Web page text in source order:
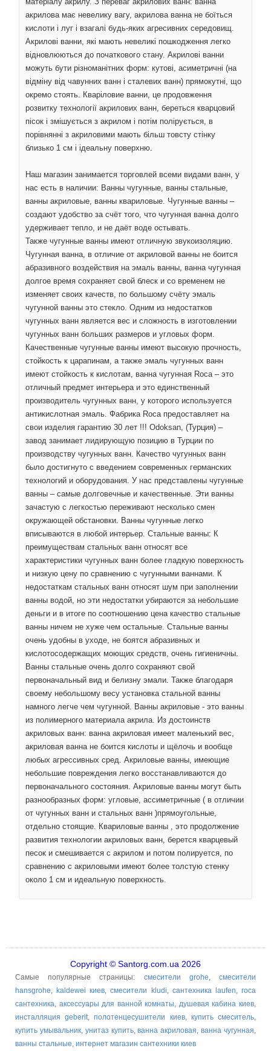
акрилова має невелику вагу, акрилова ванна не боїться
кислоти і луг і взагалі будь-яких агресивних середовищ.
Акрилові ванни, які мають невеликі пошкодження легко
відновлюються до початкового стану. Акрилові ванни
можуть бути різноманітних форм: кутові, асиметричні (на
відміну від чавунних ванн і сталевих ванн) прямокутні, що
окремо стоять. Кваріловие ванни, це продовження
розвитку технології акрилових ванн, береться кварцовий
пісок і змішується з акрилом і потім полірується, в
порівнянні з акриловими мають більш товсту стінку
близько 1 см і ідеальну поверхню.
Наш магазин занимается торговлей всеми видами ванн, у
нас есть в наличии: Ванны чугунные, ванны стальные,
ванны акриловые, ванны квариловые. Чугунные ванны –
создают удобство за счёт того, что чугунная ванна долго
удерживает тепло, и не даёт воде остывать.
Также чугунные ванны имеют отличную звукоизоляцию.
Чугунная ванна, в отличие от акриловой ванны не боится
абразивного воздействия на эмаль ванны, ванна чугунная
долгое время сохраняет свой блеск и со временем не
изменяет своих качеств, по большому счёту эмаль
чугунной ванны это стекло. Одним из недостатков
чугунных ванн является вес и сложность в изготовлении
чугунных ванн больших размеров и угловых форм.
Качественные чугунные ванны имеют высокую прочность,
стойкость к царапинам, а также эмаль чугунных ванн
имеют стойкость к кислотам, ванна чугунная Roca – это
отличный предмет интерьера и это единственный
производитель чугунных ванн, у которого используется
антикислотная эмаль. Фабрика Roca предоставляет на
свои изделия гарантию 30 лет !!! Odoksan, (Турция) –
завод занимает лидирующую позицию в Турции по
производству чугунных ванн. Качество чугунных ванн
было достигнуто с введением современных германских
технологий и оборудования. У нас представлены чугунные
ванны – самые долговечные и качественные. Эти ванны
зачастую с легкостью переживают несколько смен
окружающей обстановки. Ванны чугунные легко
вписываются в любой интерьер. Стальные ванны: К
преимуществам стальных ванн относят все
характеристики чугунных ванн более гладкую поверхность
и низкую цену по сравнению с чугунными ваннами. К
недостаткам стальных ванн относят шум при заполнении
ванны водой, но эти недостатки убираются за небольшие
деньги и в итоге по соотношению цена качество стальные
ванны ничем не хуже чем остальные. Стальные ванны
очень удобны в уходе, не боятся абразивных и
кислотосодержащих моющих средств, очень гигиеничны.
Ванны стальные очень долго сохраняют свой
первоначальный вид и белизну эмали. Также благодаря
своему небольшому весу установка стальной ванны
намного легче чем чугунной. Ванны акриловые - это ванны
из полимерного материала акрила. Из достоинств
акриловых ванн: ванна акриловая имеет маленький вес,
акриловая ванна не боится кислоты и щёлочь и вообще
любых агрессивных сред. Акриловые ванны, имеющие
небольшие повреждения легко восстанавливаются до
первоначального состояния. Акриловые ванны могут быть
разнообразных форм: угловые, ассиметричные ( в отличии
от чугунных ванн и стальных ванн )прямоугольные,
отдельно стоящие. Квариловые ванны , это продолжение
развития технологии акриловых ванн, берется кварцевый
песок и смешивается с акрилом и потом полируется, по
сравнению с акриловыми имеют более толстую стенку
около 1 см и идеальную поверхность.
Copyright © Santorg.com.ua 2026
Самые популярные страницы: смесители grohe,смесители
hansgrohe, kaldewei киев,смесители kludi, сантехника laufen,roca
сантехника, аксессуары для ванной комнаты, душевая кабина киев,
инсталляция geberit,полотенцесушители киев, купить смеситель,
купить умывальник, унитаз купить,ванна акриловая,ванна чугунная,
ванны стальные, интернет магазин сантехники киев